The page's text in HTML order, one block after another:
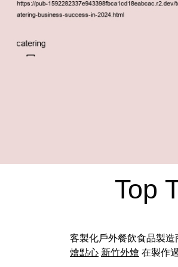
Top
客製化戶外餐飲食品製
燴點心 新竹外燴 在製作